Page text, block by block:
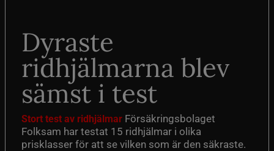
Dyraste
ridhjälmarna blev
sämst i test
Stort test av ridhjälmar Försäkringsbolaget
Folksam har testat 15 ridhjälmar i olika
prisklasser för att se vilken som är den säkraste.